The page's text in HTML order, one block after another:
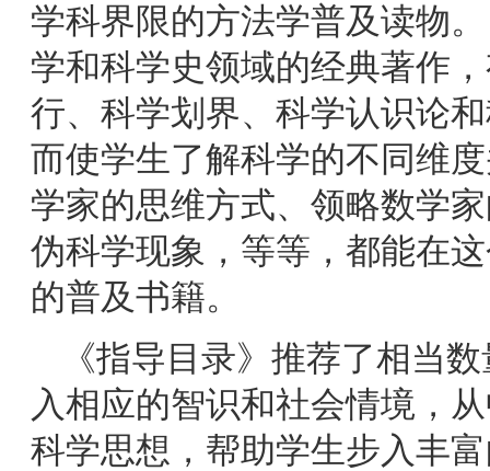
学科界限的方法学普及读物
学和科学史领域的经典著作
行、科学划界、科学认识论
而使学生了解科学的不同维
学家的思维方式、领略数学
伪科学现象，等等，都能在
的普及书籍。
《指导目录》推荐了相当
入相应的智识和社会情境，
科学思想，帮助学生步入丰